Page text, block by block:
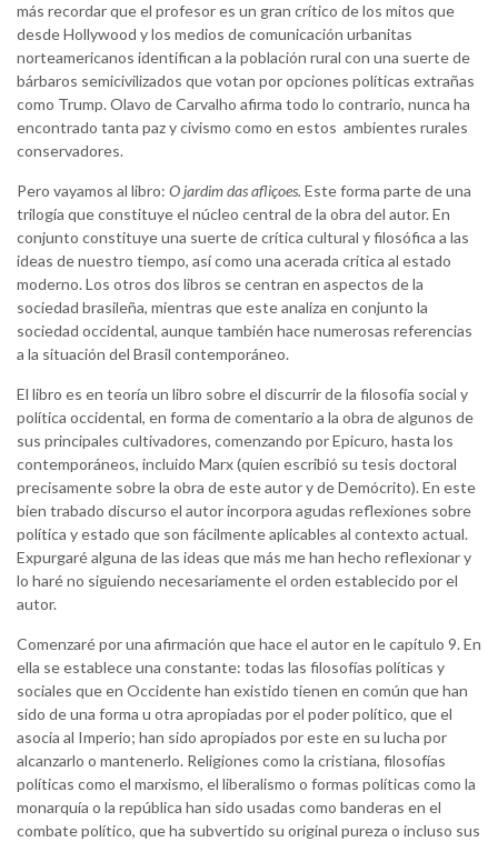
más recordar que el profesor es un gran crítico de los mitos que
desde Hollywood y los medios de comunicación urbanitas
norteamericanos identifican a la población rural con una suerte de
bárbaros semicivilizados que votan por opciones políticas extrañas
como Trump. Olavo de Carvalho afirma todo lo contrario, nunca ha
encontrado tanta paz y civismo como en estos ambientes rurales
conservadores.
Pero vayamos al libro: O jardim das afliçoes. Este forma parte de una
trilogía que constituye el núcleo central de la obra del autor. En
conjunto constituye una suerte de crítica cultural y filosófica a las
ideas de nuestro tiempo, así como una acerada crítica al estado
moderno. Los otros dos libros se centran en aspectos de la
sociedad brasileña, mientras que este analiza en conjunto la
sociedad occidental, aunque también hace numerosas referencias
a la situación del Brasil contemporáneo.
El libro es en teoría un libro sobre el discurrir de la filosofía social y
política occidental, en forma de comentario a la obra de algunos de
sus principales cultivadores, comenzando por Epicuro, hasta los
contemporáneos, incluido Marx (quien escribió su tesis doctoral
precisamente sobre la obra de este autor y de Demócrito). En este
bien trabado discurso el autor incorpora agudas reflexiones sobre
política y estado que son fácilmente aplicables al contexto actual.
Expurgaré alguna de las ideas que más me han hecho reflexionar y
lo haré no siguiendo necesariamente el orden establecido por el
autor.
Comenzaré por una afirmación que hace el autor en le capítulo 9. En
ella se establece una constante: todas las filosofías políticas y
sociales que en Occidente han existido tienen en común que han
sido de una forma u otra apropiadas por el poder político, que el
asocia al Imperio; han sido apropiados por este en su lucha por
alcanzarlo o mantenerlo. Religiones como la cristiana, filosofías
políticas como el marxismo, el liberalismo o formas políticas como la
monarquía o la república han sido usadas como banderas en el
combate político, que ha subvertido su original pureza o incluso sus